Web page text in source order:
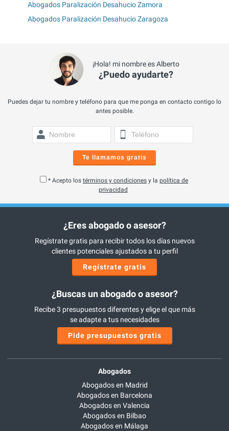
Abogados Paralización Desahucio Zamora
Abogados Paralización Desahucio Zaragoza
¡Hola! mi nombre es Alberto
¿Puedo ayudarte?
Puedes dejar tu nombre y teléfono para que me ponga en contacto contigo lo
antes posible.
Te llamamos gratis
* Acepto los términos y condiciones y la política de
privacidad
¿Eres abogado o asesor?
Regístrate gratis para recibir todos los días nuevos
clientes potenciales ajustados a tu perfil
Regístrate gratis
¿Buscas un abogado o asesor?
Recibe 3 presupuestos diferentes y elige el que más
se adapte a tus necesidades
Pide presupuestos gratis
Abogados
Abogados en Madrid
Abogados en Barcelona
Abogados en Valencia
Abogados en Bilbao
Abogados en Málaga